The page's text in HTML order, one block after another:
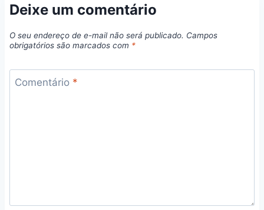
Deixe um comentário
O seu endereço de e-mail não será publicado. Campos
obrigatórios são marcados com *
Comentário *